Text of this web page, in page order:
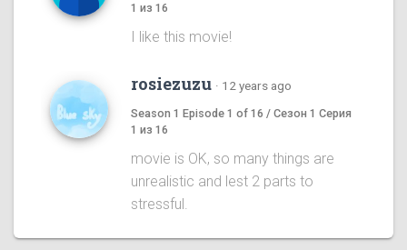
1 из 16
I like this movie!
rosiezuzu · 12 years ago
Season 1 Episode 1 of 16 / Сезон 1 Серия
1 из 16
movie is OK, so many things are
unrealistic and lest 2 parts to
stressful.